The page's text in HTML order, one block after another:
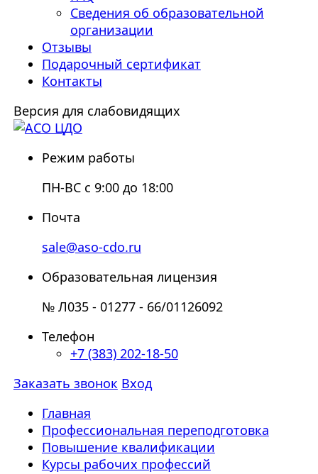
Сведения об образовательной
организации
Отзывы
Подарочный сертификат
Контакты
Версия для слабовидящих
Режим работы
ПН-ВС с 9:00 до 18:00
Почта
sale@aso-cdo.ru
Образовательная лицензия
№ Л035 - 01277 - 66/01126092
Телефон
+7 (383) 202-18-50
Заказать звонок Вход
Главная
Профессиональная переподготовка
Повышение квалификации
Курсы рабочих профессий